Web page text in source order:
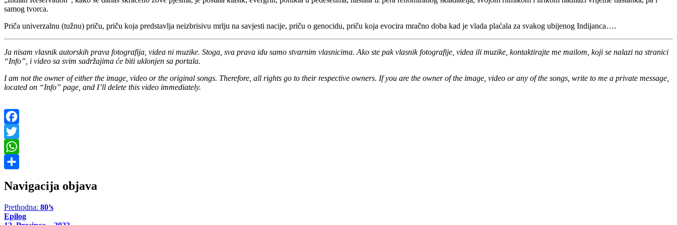
samog tvorca.
Priča univerzalnu (tužnu) priču, priču koja predstavlja neizbrisivu mrlju na savjesti nacije, priču o genocidu, priču koja evocira mračno doba kad je vlada plaćala za svakog ubijenog Indijanca….
Ja nisam vlasnik autorskih prava fotografija, videa ni muzike. Stoga, sva prava idu samo stvarnim vlasnicima. Ako ste pak vlasnik fotografije, videa ili muzike, kontaktirajte me mailom, koji se nalazi na stranici
“Info”, i video sa svim sadržajima će biti uklonjen sa portala.
I am not the owner of either the image, video or the original songs. Therefore, all rights go to their respective owners. If you are the owner of the image, video or any of the songs, write to me a private message,
located on “Info” page, and I’ll delete this video immediately.
Facebook
Twitter
WhatsApp
Navigacija objava
Prethodna: 80’s
Epilog